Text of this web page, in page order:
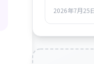
2026年7月25